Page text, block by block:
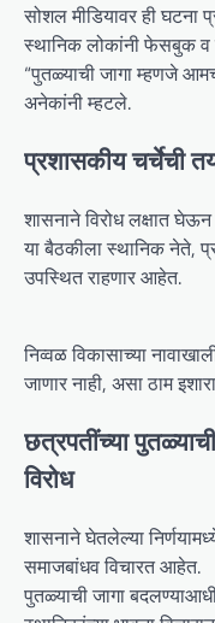
सोशल मीडियावर ही घटना
स्थानिक लोकांनी फेसबुक व
“पुतळ्याची जागा म्हणजे
अनेकांनी म्हटले.
प्रशासकीय चर्चेची
शासनाने विरोध लक्षात
या बैठकीला स्थानिक नेते,
उपस्थित राहणार आहेत.
निव्वळ विकासाच्या
जाणार नाही, असा ठाम
छत्रपतींच्या
विरोध
शासनाने घेतलेल्या
समाजबांधव विचारत आहेत.
पुतळ्याची जागा